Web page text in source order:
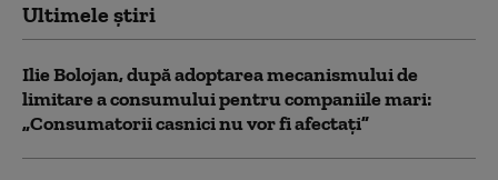
Ultimele știri
Ilie Bolojan, după adoptarea mecanismului de
limitare a consumului pentru companiile mari:
„Consumatorii casnici nu vor fi afectați”